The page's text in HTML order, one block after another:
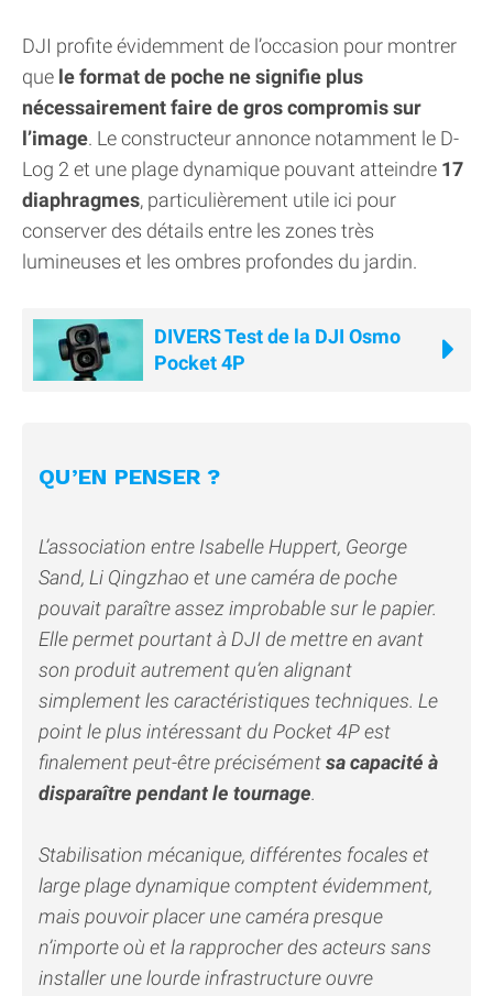
DJI profite évidemment de l’occasion pour montrer
que le format de poche ne signifie plus
nécessairement faire de gros compromis sur
l’image. Le constructeur annonce notamment le D-
Log 2 et une plage dynamique pouvant atteindre 17
diaphragmes, particulièrement utile ici pour
conserver des détails entre les zones très
lumineuses et les ombres profondes du jardin.
DIVERS Test de la DJI Osmo
Pocket 4P
QU’EN PENSER ?
L’association entre Isabelle Huppert, George
Sand, Li Qingzhao et une caméra de poche
pouvait paraître assez improbable sur le papier.
Elle permet pourtant à DJI de mettre en avant
son produit autrement qu’en alignant
simplement les caractéristiques techniques. Le
point le plus intéressant du Pocket 4P est
finalement peut-être précisémentsa capacité à
disparaître pendant le tournage.
Stabilisation mécanique, différentes focales et
large plage dynamique comptent évidemment,
mais pouvoir placer une caméra presque
n’importe où et la rapprocher des acteurs sans
installer une lourde infrastructure ouvre